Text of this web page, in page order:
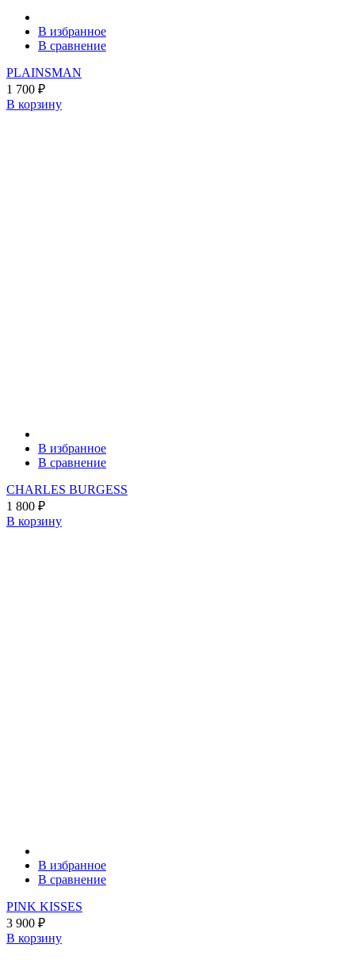
В избранное
В сравнение
PLAINSMAN
1 700 ₽
В корзину
В избранное
В сравнение
CHARLES BURGESS
1 800 ₽
В корзину
В избранное
В сравнение
PINK KISSES
3 900 ₽
В корзину